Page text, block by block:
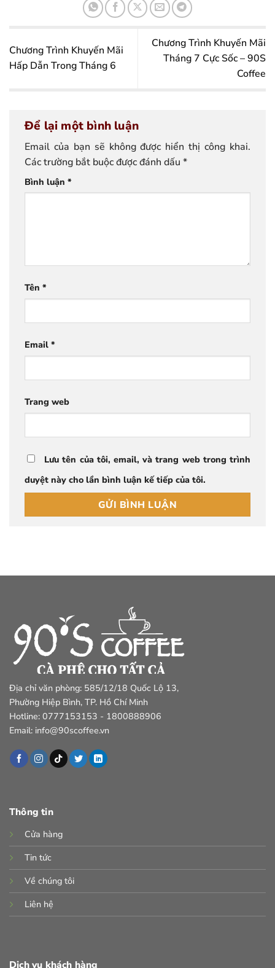
Chương Trình Khuyến Mãi
Hấp Dẫn Trong Tháng 6
Chương Trình Khuyến Mãi
Tháng 7 Cực Sốc – 90S
Coffee
Để lại một bình luận
Email của bạn sẽ không được hiển thị công khai.
Các trường bắt buộc được đánh dấu *
Bình luận *
Tên *
Email *
Trang web
Lưu tên của tôi, email, và trang web trong trình
duyệt này cho lần bình luận kế tiếp của tôi.
Địa chỉ văn phòng: 585/12/18 Quốc Lộ 13,
Phường Hiệp Bình, TP. Hồ Chí Minh
Hotline: 0777153153 - 1800888906
Email: info@90scoffee.vn
Thông tin
Cửa hàng
Tin tức
Về chúng tôi
Liên hệ
Dịch vụ khách hàng